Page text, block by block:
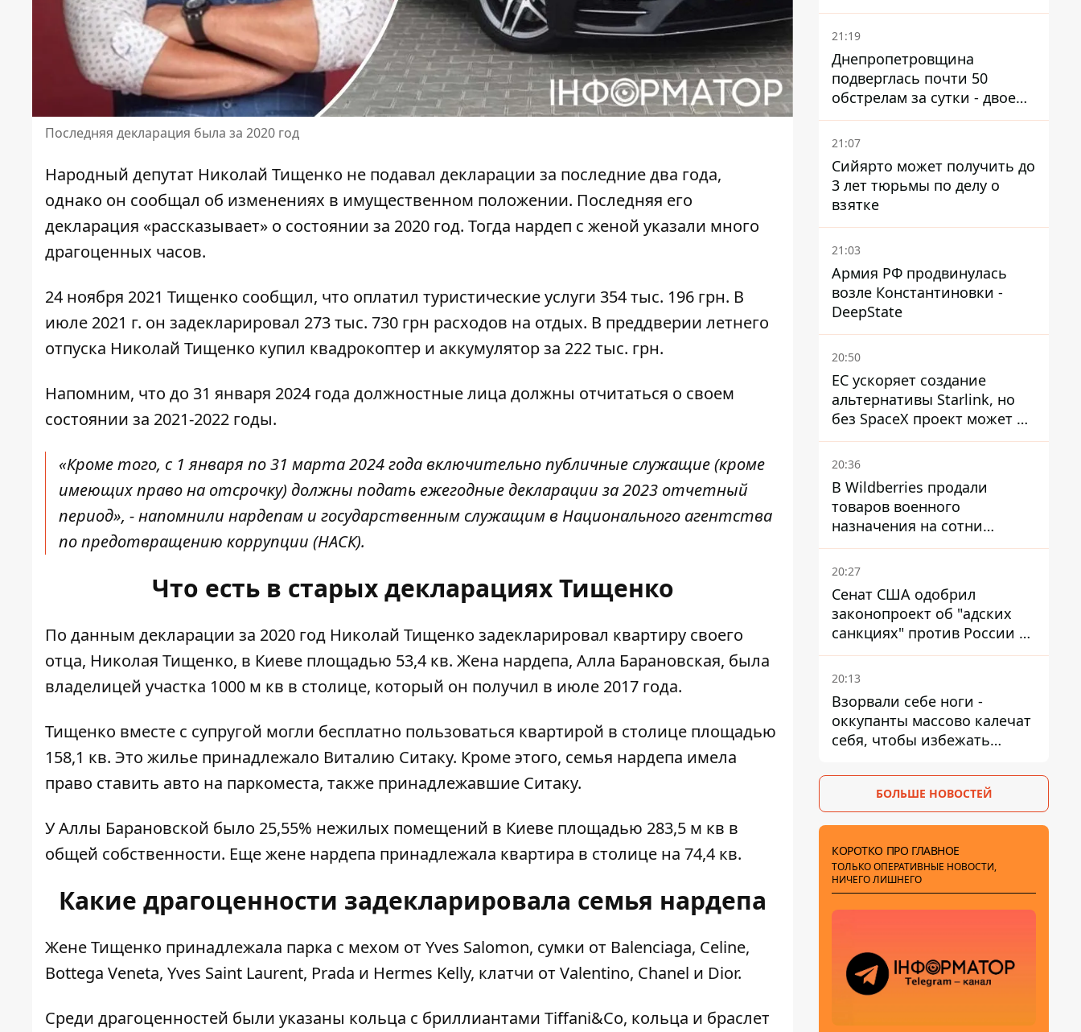
Последняя декларация была за 2020 год
Народный депутат Николай Тищенко не подавал декларации за последние два года,
однако он сообщал об изменениях в имущественном положении. Последняя его
декларация «рассказывает» о состоянии за 2020 год. Тогда нардеп с женой указали много
драгоценных часов.
24 ноября 2021 Тищенко сообщил, что оплатил туристические услуги 354 тыс. 196 грн. В
июле 2021 г. он задекларировал 273 тыс. 730 грн расходов на отдых. В преддверии летнего
отпуска Николай Тищенко купил квадрокоптер и аккумуляторза 222 тыс. грн.
Напомним, что до 31 января 2024 года должностные лица должны отчитаться о своем
состоянии за 2021-2022 годы.
«Кроме того, с 1 января по 31 марта 2024 года включительно публичные служащие (кроме
имеющих право на отсрочку) должны подать ежегодные декларации за 2023 отчетный
период», - напомнили нардепам и государственным служащим в Национального агентства
по предотвращению коррупции (НАСК).
Что есть в старых декларациях Тищенко
По данным декларации за 2020 год Николай Тищенко задекларировал квартиру своего
отца, Николая Тищенко, в Киеве площадью 53,4 кв. Жена нардепа, Алла Барановская, была
владелицей участка 1000 м кв в столице, который он получил в июле 2017 года.
Тищенко вместе с супругой могли бесплатно пользоваться квартирой в столице площадью
158,1 кв. Это жилье принадлежало Виталию Ситаку. Кроме этого, семья нардепа имела
право ставить авто на паркоместа, также принадлежавшие Ситаку.
У Аллы Барановской было 25,55% нежилых помещений в Киеве площадью 283,5 м кв в
общей собственности. Еще жене нардепа принадлежала квартира в столице на 74,4 кв.
Какие драгоценности задекларировала семья нардепа
Жене Тищенко принадлежала парка с мехом от Yves Salomon, сумки от Balenciaga, Celine,
Bottega Veneta, Yves Saint Laurent, Prada и Hermes Kelly, клатчи от Valentino, Chanel и Dior.
Среди драгоценностей были указаны кольца с бриллиантами Tiffani&Co, кольца и браслет
21:19
Днепропетровщина
подверглась почти 50
обстрелам за сутки - двое
погибших, шесть
пострадавших
21:07
Сийярто может получить до
3 лет тюрьмы по делу о
взятке
21:03
Армия РФ продвинулась
возле Константиновки -
DeepState
20:50
ЕС ускоряет создание
альтернативы Starlink, но
без SpaceX проект может не
обойтись
20:36
В Wildberries продали
товаров военного
назначения на сотни
миллионов, но удары ВСУ
изменили ситуацию
20:27
Сенат США одобрил
законопроект об "адских
санкциях" против России и
Ирана
20:13
Взорвали себе ноги -
оккупанты массово калечат
себя, чтобы избежать
БОЛЬШЕ НОВОСТЕЙ
КОРОТКО ПРО ГЛАВНОЕ
ТОЛЬКО ОПЕРАТИВНЫЕ НОВОСТИ,
НИЧЕГО ЛИШНЕГО